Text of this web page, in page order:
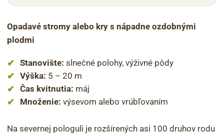
Opadavé stromy alebo kry s nápadne ozdobnými
plodmi
Stanovište: slnečné polohy, výživné pôdy
Výška: 5 – 20 m
Čas kvitnutia: máj
Množenie: výsevom alebo vrúbľovaním
Na severnej pologuli je rozšírených asi 100 druhov rodu